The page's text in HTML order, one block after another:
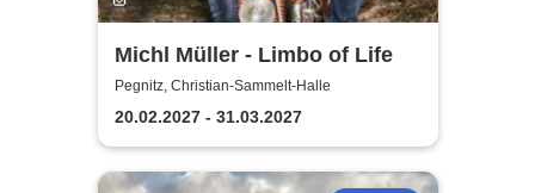
Michl Müller - Limbo of Life
Pegnitz, Christian-Sammelt-Halle
20.02.2027 - 31.03.2027